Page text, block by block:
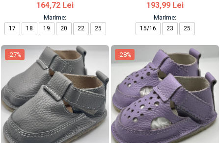
164,72 Lei
Marime:
17 18 19 20 22 25
193,99 Lei
Marime:
15/16 23 25
-27% -28%